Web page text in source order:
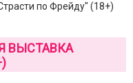
по Фрейду" (18+)
ВЫСТАВКА